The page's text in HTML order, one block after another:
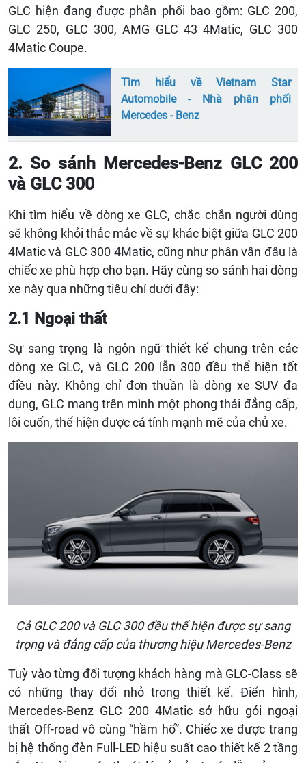
GLC hiện đang được phân phối bao gồm: GLC 200,
GLC 250, GLC 300, AMG GLC 43 4Matic, GLC 300
4Matic Coupe.
Tìm hiểu về Vietnam Star
Automobile - Nhà phân phối
Mercedes - Benz
2. So sánh Mercedes-Benz GLC 200
và GLC 300
Khi tìm hiểu về dòng xe GLC, chắc chắn người dùng
sẽ không khỏi thắc mắc về sự khác biệt giữa GLC 200
4Matic và GLC 300 4Matic, cũng như phân vân đâu là
chiếc xe phù hợp cho bạn. Hãy cùng so sánh hai dòng
xe này qua những tiêu chí dưới đây:
2.1 Ngoại thất
Sự sang trọng là ngôn ngữ thiết kế chung trên các
dòng xe GLC, và GLC 200 lẫn 300 đều thể hiện tốt
điều này. Không chỉ đơn thuần là dòng xe SUV đa
dụng, GLC mang trên mình một phong thái đẳng cấp,
lôi cuốn, thể hiện được cá tính mạnh mẽ của chủ xe.
Cả GLC 200 và GLC 300 đều thể hiện được sự sang
trọng và đẳng cấp của thương hiệu Mercedes-Benz
Tuỳ vào từng đối tượng khách hàng mà GLC-Class sẽ
có những thay đổi nhỏ trong thiết kế. Điển hình,
Mercedes-Benz GLC 200 4Matic sở hữu gói ngoại
thất Off-road vô cùng “hầm hố”. Chiếc xe được trang
bị hệ thống đèn Full-LED hiệu suất cao thiết kế 2 tầng